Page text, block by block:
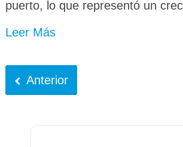
puerto, lo que representó un
Leer Más
Anterior